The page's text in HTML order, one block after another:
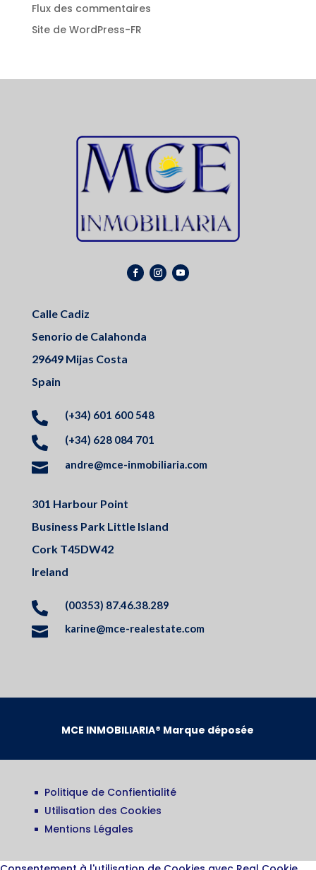
Flux des commentaires
Site de WordPress-FR
Calle Cadiz
Senorio de Calahonda
29649 Mijas Costa
Spain
 (+34) 601 600 548
 (+34) 628 084 701
 andre@mce-inmobiliaria.com
301 Harbour Point
Business Park Little Island
Cork T45DW42
Ireland
 (00353) 87.46.38.289
 karine@mce-realestate.com
MCE INMOBILIARIA® Marque déposée
^ Politique de Confientialité
^ Utilisation des Cookies
^ Mentions Légales